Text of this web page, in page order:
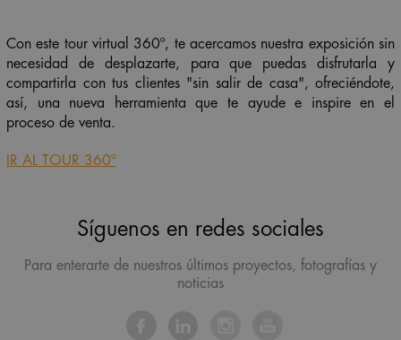
Con este tour virtual 360º, te acercamos nuestra exposición sin
necesidad de desplazarte, para que puedas disfrutarla y
compartirla con tus clientes "sin salir de casa", ofreciéndote,
así, una nueva herramienta que te ayude e inspire en el
proceso de venta.
IR AL TOUR 360º
Síguenos en redes sociales
Para enterarte de nuestros últimos proyectos, fotografías y
noticias